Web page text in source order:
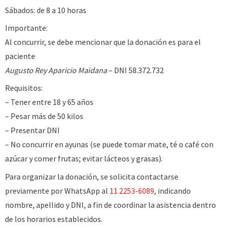
Sábados: de 8 a 10 horas
Importante:
Al concurrir, se debe mencionar que la donación es para el
paciente
Augusto Rey Aparicio Maidana– DNI 58.372.732
Requisitos:
– Tener entre 18 y 65 años
– Pesar más de 50 kilos
– Presentar DNI
– No concurrir en ayunas (se puede tomar mate, té o café con
azúcar y comer frutas; evitar lácteos y grasas).
Para organizar la donación, se solicita contactarse
previamente por WhatsApp al 11 2253-6089, indicando
nombre, apellido y DNI, a fin de coordinar la asistencia dentro
de los horarios establecidos.